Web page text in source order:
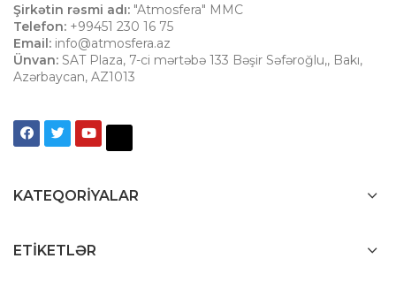
Şirkətin rəsmi adı: "Atmosfera" MMC
Telefon: +99451 230 16 75
Email: info@atmosfera.az
Ünvan: SAT Plaza, 7-ci mərtəbə 133 Bəşir Səfəroğlu,, Bakı,
Azərbaycan, AZ1013
KATEQORIYALAR
ETIKETLƏR